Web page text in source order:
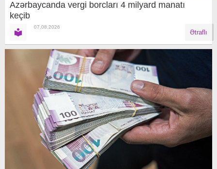
Azərbaycanda vergi borcları 4 milyard manatı
keçib
07.08.2026
Ətraflı